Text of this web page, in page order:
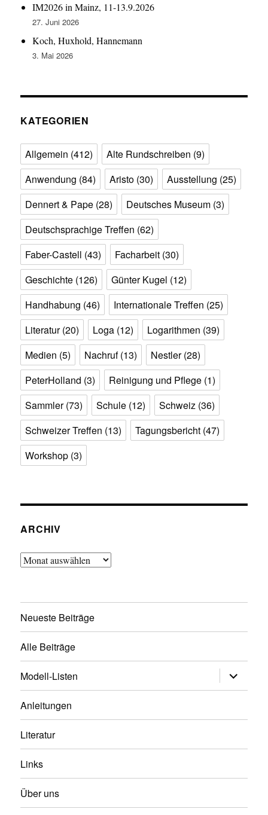
IM2026 in Mainz, 11-13.9.2026
27. Juni 2026
Koch, Huxhold, Hannemann
3. Mai 2026
KATEGORIEN
Allgemein (412) Alte Rundschreiben (9)
Anwendung (84) Aristo (30) Ausstellung (25)
Dennert & Pape (28) Deutsches Museum (3)
Deutschsprachige Treffen (62)
Faber-Castell (43) Facharbeit (30)
Geschichte (126) Günter Kugel (12)
Handhabung (46) Internationale Treffen (25)
Literatur(20) Loga (12) Logarithmen (39)
Medien (5) Nachruf(13) Nestler(28)
PeterHolland (3) Reinigung und Pflege (1)
Sammler(73) Schule (12) Schweiz (36)
Schweizer Treffen (13) Tagungsbericht (47)
Workshop (3)
ARCHIV
Archiv
Neueste Beiträge
Alle Beiträge
Modell-Listen
öffnen
Anleitungen
Literatur
Links
Über uns